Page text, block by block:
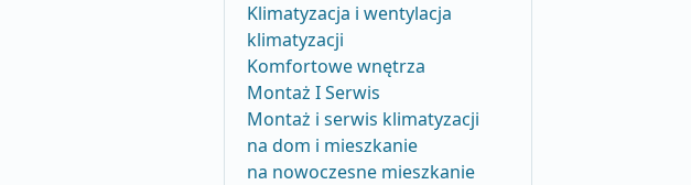
Klimatyzacja i wentylacja
klimatyzacji
Komfortowe wnętrza
Montaż I Serwis
Montaż i serwis klimatyzacji
na dom i mieszkanie
na nowoczesne mieszkanie